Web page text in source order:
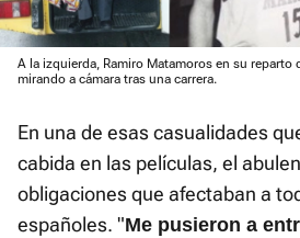
A la izquierda, Ramiro Matamoros en su reparto
mirando a cámara tras una carrera.
En una de esas casualidades
cabida en las películas, el
obligaciones que afectaban a
españoles. "Me pusieron a